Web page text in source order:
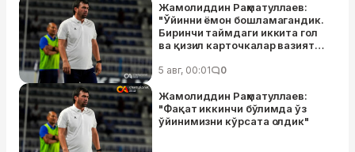
Жамолиддин Раҳматуллаев:
"Ўйинни ёмон бошламагандик.
Биринчи таймдаги иккита гол
ва қизил карточкалар вазиятни
5 авг, 00:01 0
Жамолиддин Раҳматуллаев:
"Фақат иккинчи бўлимда ўз
ўйинимизни кўрсата олдик"